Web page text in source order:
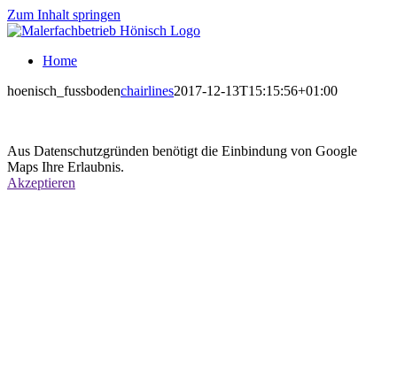
Zum Inhalt springen
Home
hoenisch_fussbodenchairlines2017-12-13T15:15:56+01:00
Aus Datenschutzgründen benötigt die Einbindung von Google
Maps Ihre Erlaubnis.
Akzeptieren